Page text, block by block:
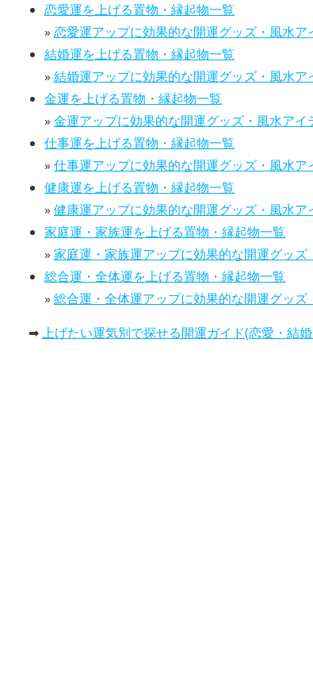
恋愛運を上げる置物・縁起物一覧
» 恋愛運アップに効果的な開運グッズ・風水
結婚運を上げる置物・縁起物一覧
» 結婚運アップに効果的な開運グッズ・風水
金運を上げる置物・縁起物一覧
» 金運アップに効果的な開運グッズ・風水ア
仕事運を上げる置物・縁起物一覧
» 仕事運アップに効果的な開運グッズ・風水
健康運を上げる置物・縁起物一覧
» 健康運アップに効果的な開運グッズ・風水
家庭運・家族運を上げる置物・縁起物一覧
» 家庭運・家族運アップに効果的な開運グッ
総合運・全体運を上げる置物・縁起物一覧
» 総合運・全体運アップに効果的な開運グッ
➡上げたい運気別で探せる開運ガイド(恋愛・結